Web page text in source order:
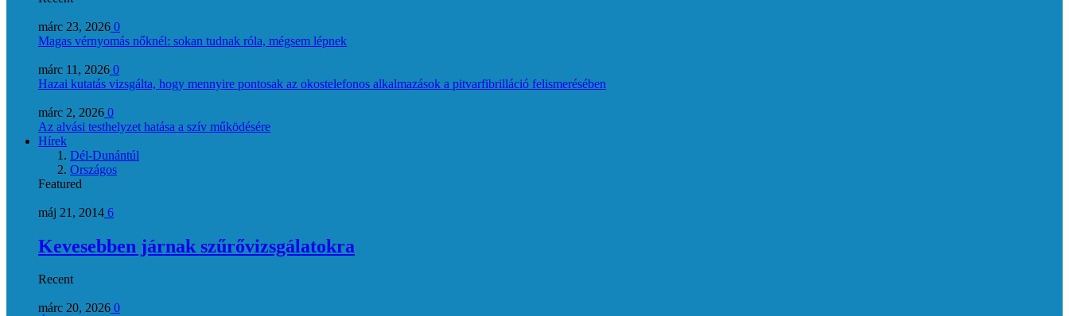
márc 23, 2026 0
Magas vérnyomás nőknél: sokan tudnak róla, mégsem lépnek
márc 11, 2026 0
Hazai kutatás vizsgálta, hogy mennyire pontosak az okostelefonos alkalmazások a pitvarfibrilláció felismerésében
márc 2, 2026 0
Az alvási testhelyzet hatása a szív működésére
Hírek
Dél-Dunántúl
Országos
Featured
máj 21, 2014 6
Kevesebben járnak szűrővizsgálatokra
Recent
márc 20, 2026 0